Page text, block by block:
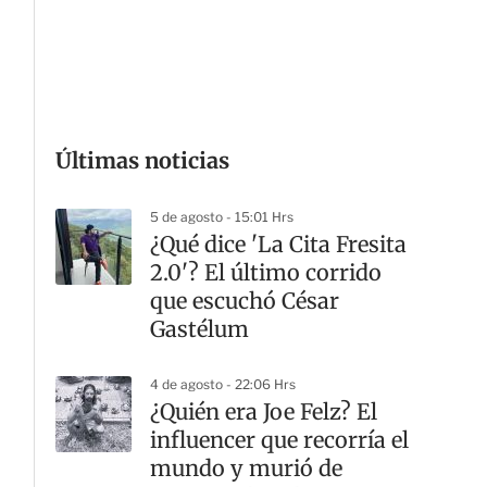
Últimas noticias
5 de agosto - 15:01 Hrs
¿Qué dice 'La Cita Fresita
2.0'? El último corrido
que escuchó César
Gastélum
4 de agosto - 22:06 Hrs
¿Quién era Joe Felz? El
influencer que recorría el
mundo y murió de